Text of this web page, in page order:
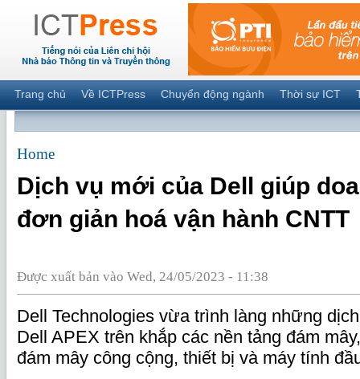
Trang chủ Về ICTPress Chuyển động ngành Thời sự ICT
Home
Dịch vụ mới của Dell giúp
đơn giản hoá vận hành CNTT
Được xuất bản vào Wed, 24/05/2023 - 11:38
Dell Technologies vừa trình làng những
Dell APEX trên khắp các nền tảng đám
đám mây công cộng, thiết bị và máy tính